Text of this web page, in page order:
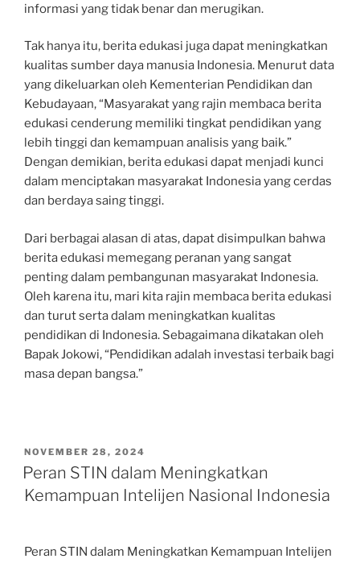
informasi yang tidak benar dan merugikan.
Tak hanya itu, berita edukasi juga dapat meningkatkan
kualitas sumber daya manusia Indonesia. Menurut data
yang dikeluarkan oleh Kementerian Pendidikan dan
Kebudayaan, “Masyarakat yang rajin membaca berita
edukasi cenderung memiliki tingkat pendidikan yang
lebih tinggi dan kemampuan analisis yang baik.”
Dengan demikian, berita edukasi dapat menjadi kunci
dalam menciptakan masyarakat Indonesia yang cerdas
dan berdaya saing tinggi.
Dari berbagai alasan di atas, dapat disimpulkan bahwa
berita edukasi memegang peranan yang sangat
penting dalam pembangunan masyarakat Indonesia.
Oleh karena itu, mari kita rajin membaca berita edukasi
dan turut serta dalam meningkatkan kualitas
pendidikan di Indonesia. Sebagaimana dikatakan oleh
Bapak Jokowi, “Pendidikan adalah investasi terbaik bagi
masa depan bangsa.”
POSTED
ON
NOVEMBER 28, 2024
Peran STIN dalam Meningkatkan
Kemampuan Intelijen Nasional Indonesia
Peran STIN dalam Meningkatkan Kemampuan Intelijen